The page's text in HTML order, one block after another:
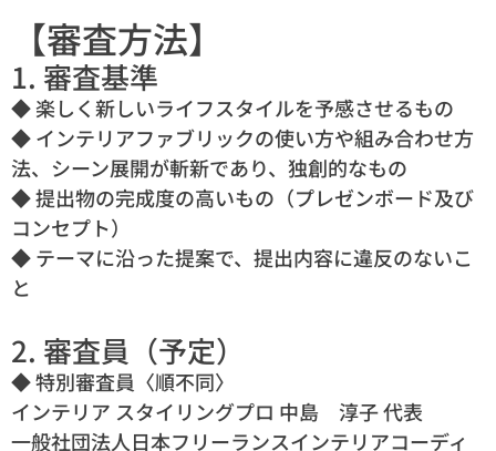
【審査方法】
1. 審査基準
◆ 楽しく新しいライフスタイルを予感させるもの
◆ インテリアファブリックの使い方や組み合わせ方
法、シーン展開が斬新であり、独創的なもの
◆ 提出物の完成度の高いもの（プレゼンボード及び
コンセプト）
◆ テーマに沿った提案で、提出内容に違反のないこ
と
2. 審査員（予定）
◆ 特別審査員〈順不同〉
インテリア スタイリングプロ 中島 淳子 代表
一般社団法人日本フリーランスインテリアコーディ